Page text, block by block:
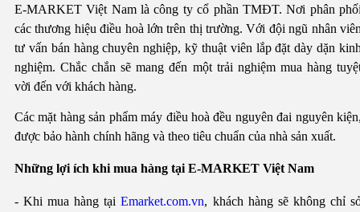
E-MARKET Việt Nam là công ty cổ phần TMĐT. Nơi phân
các thương hiệu điều hoà lớn trên thị trường. Với đội ngũ nhân
tư vấn bán hàng chuyên nghiệp, kỹ thuật viên lắp đặt dày dặn
nghiệm. Chắc chắn sẽ mang đến một trải nghiệm mua hàng
vời đến với khách hàng.
Các mặt hàng sản phẩm máy điều hoà đều nguyên đai nguyên
được bảo hành chính hãng và theo tiêu chuẩn của nhà sản xuất.
Những lợi ích khi mua hàng tại E-MARKET Việt Nam
- Khi mua hàng tạiEmarket.com.vn, khách hàng sẽ không chỉ